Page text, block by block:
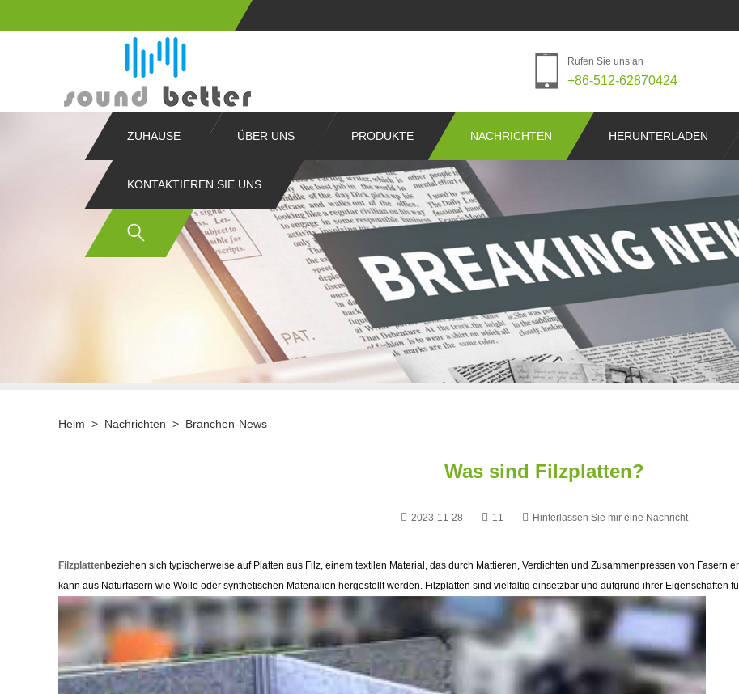
Rufen Sie uns an
+86-512-62870424
ZUHAUSE ÜBER UNS PRODUKTE NACHRICHTEN HERUNTERLADEN
KONTAKTIEREN SIE UNS
Heim > Nachrichten > Branchen-News
Was sind Filzplatten?
2023-11-28 11 Hinterlassen Sie mir eine Nachricht
Filzplattenbeziehen sich typischerweise auf Platten aus Filz, einem textilen Material, das durch Mattieren, Verdichten und Zusammenpressen von Fasern
kann aus Naturfasern wie Wolle oder synthetischen Materialien hergestellt werden. Filzplatten sind vielfältig einsetzbar und aufgrund ihrer Eigenschaften